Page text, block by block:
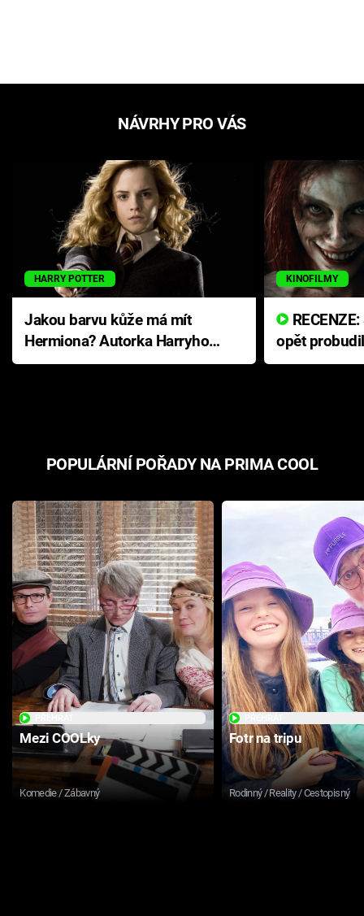
NÁVRHY PRO VÁS
HARRY POTTER
Jakou barvu kůže má mít
Hermiona? Autorka Harryho
Pottera přišla s ráznou
KINOFILMY
opět
přichází s
POPULÁRNÍ POŘADY NA PRIMA COOL
Mezi COOLky
Komedie / Zábavný
Fotr na tripu
Rodinný / Reality / Cestopisný